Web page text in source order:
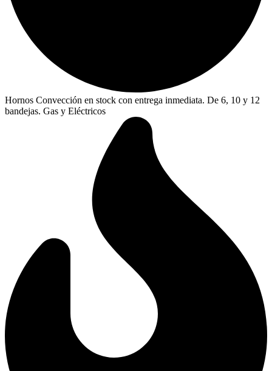
Hornos Convección en stock con entrega inmediata. De 6, 10 y 12
bandejas. Gas y Eléctricos